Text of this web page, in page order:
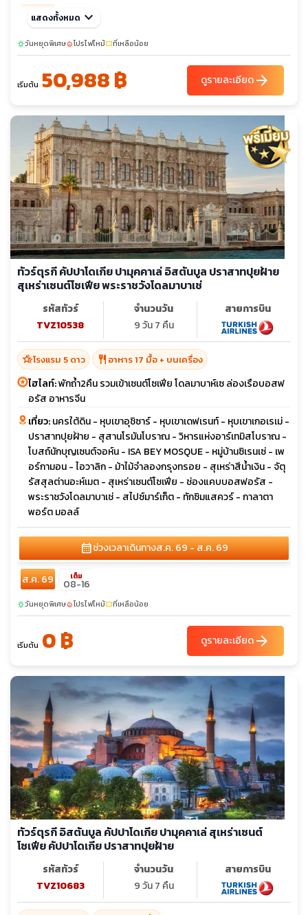
พ.ย. 69
21-29
ธ.ค. 69
06-14 19-27 24-01
แสดงทั้งหมด keyboard_arrow_down
sunnyวันหยุดพิเศษlocal_fire_departmentโปรไฟไหม้confirmation_numberที่เหลือน้อย
เริ่มต้น 50,988 ฿ ดูรายละเอียดarrow_forward
ทัวร์ตุรกี คัปปาโดเกีย ปามุคคาเล่ อิสตันบูล ปราสาทปุยฝ้าย
สุเหร่าเซนต์โซเฟีย พระราชวังโดลมาบาเช่
รหัสทัวร์
TVZ10538
จำนวนวัน
9 วัน 7 คืน
สายการบิน
hotel_classโรงแรม 5 ดาว restaurant อาหาร 17 มื้อ + บนเครื่อง
ไฮไลท์:พักถ้ำ2คืน รวมเข้าเซนต์โซเฟีย โดลมาบาห์เซ ล่องเรือบอสฟ
อรัส อาหารจีน
เที่ยว:นครใต้ดิน - หุบเขาอุชิซาร์ - หุบเขาเดฟเรนท์ - หุบเขาเกอเรเม่ -
ปราสาทปุยฝ้าย - สุสานโรมันโบราณ - วิหารแห่งอาร์เทมิสโบราณ -
โบสถ์นักบุญเซนต์จอห์น - ISA BEY MOSQUE - หมู่บ้านซิเรนเซ่ - เพ
อร์กามอน - ไอวาลิก - ม้าไม้จำลองกรุงทรอย - สุเหร่าสีน้ำเงิน - จัตุ
รัสสุลต่านอะห์เมต - สุเหร่าเซนต์โซเฟีย - ช่องแคบบอสฟอรัส -
พระราชวังโดลมาบาเช่ - สไปซ์มาร์เก็ต - ทักซิมแสควร์ - กาลาตา
พอร์ต มอลล์
calendar_monthช่วงเวลาเดินทางส.ค. 69 - ส.ค. 69
ส.ค. 69 เต็ม
08-16
sunnyวันหยุดพิเศษlocal_fire_departmentโปรไฟไหม้confirmation_numberที่เหลือน้อย
เริ่มต้น 0 ฿ ดูรายละเอียดarrow_forward
ทัวร์ตุรกี อิสตันบูล คัปปาโดเกีย ปามุคคาเล่ สุเหร่าเซนต์
โซเฟีย คัปปาโดเกีย ปราสาทปุยฝ้าย
รหัสทัวร์
TVZ10683
จำนวนวัน
9 วัน 7 คืน
สายการบิน